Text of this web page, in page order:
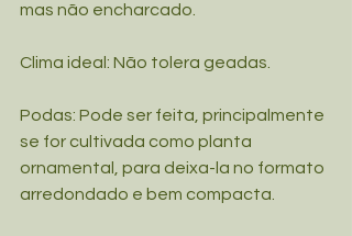
mas não encharcado.
Clima ideal: Não tolera geadas.
Podas: Pode ser feita, principalmente
se for cultivada como planta
ornamental, para deixa-la no formato
arredondado e bem compacta.